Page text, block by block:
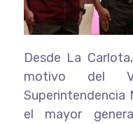
Desde La
motivo del
Superintendencia
el mayor